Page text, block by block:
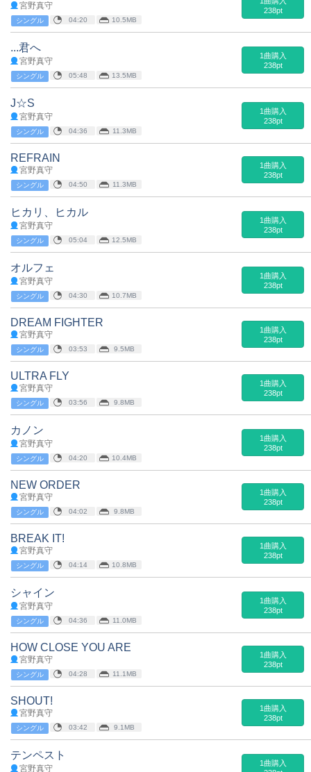
宮野真守
シングル 04:20 10.5MB
238pt
...君へ
宮野真守
シングル 05:48 13.5MB
1曲購入
238pt
J☆S
宮野真守
シングル 04:36 11.3MB
1曲購入
238pt
REFRAIN
宮野真守
シングル 04:50 11.3MB
1曲購入
238pt
ヒカリ、ヒカル
宮野真守
シングル 05:04 12.5MB
1曲購入
238pt
オルフェ
宮野真守
シングル 04:30 10.7MB
1曲購入
238pt
DREAM FIGHTER
宮野真守
シングル 03:53 9.5MB
1曲購入
238pt
ULTRA FLY
宮野真守
シングル 03:56 9.8MB
1曲購入
238pt
カノン
宮野真守
シングル 04:20 10.4MB
1曲購入
238pt
NEW ORDER
宮野真守
シングル 04:02 9.8MB
1曲購入
238pt
BREAK IT!
宮野真守
シングル 04:14 10.8MB
1曲購入
238pt
シャイン
宮野真守
シングル 04:36 11.0MB
1曲購入
238pt
HOW CLOSE YOU ARE
宮野真守
シングル 04:28 11.1MB
1曲購入
238pt
SHOUT!
宮野真守
シングル 03:42 9.1MB
1曲購入
238pt
テンペスト
宮野真守
1曲購入